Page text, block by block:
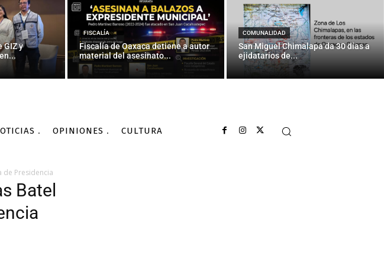
GIZ y
FISCALÍA
Fiscalía de Oaxaca detiene a autor
material del asesinato...
COMUNALIDAD
San Miguel Chimalapa da 30 días a
ejidatarios de...
OPINIONES CULTURA
de Presidencia
Batel